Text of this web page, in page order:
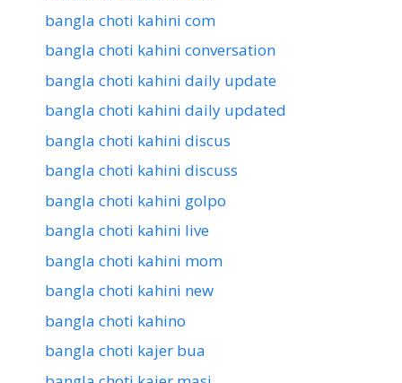
bangla choti kahini com
bangla choti kahini conversation
bangla choti kahini daily update
bangla choti kahini daily updated
bangla choti kahini discus
bangla choti kahini discuss
bangla choti kahini golpo
bangla choti kahini live
bangla choti kahini mom
bangla choti kahini new
bangla choti kahino
bangla choti kajer bua